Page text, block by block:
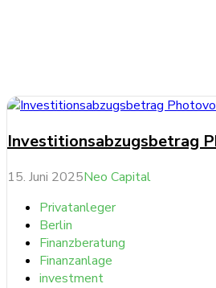
Investitionsabzugsbetrag
15. Juni 2025Neo Capital
Privatanleger
Berlin
Finanzberatung
Finanzanlage
investment